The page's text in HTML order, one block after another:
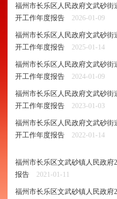
福州市长乐区人民政府文武砂街
开工作年度报告
2026-01-09
福州市长乐区人民政府文武砂街
开工作年度报告
2025-01-14
福州市长乐区人民政府文武砂街
开工作年度报告
2024-01-09
福州市长乐区人民政府文武砂街
开工作年度报告
2023-01-03
福州市长乐区人民政府文武砂街
开工作年度报告
2022-01-14
福州市长乐区文武砂镇人民政府
报告
2021-01-11
福州市长乐区文武砂镇人民政府